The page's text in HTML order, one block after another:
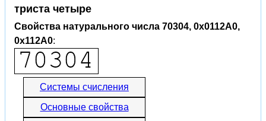
триста четыре
Свойства натурального числа 70304, 0x0112A0,
0x112A0:
Системы счисления
Основные свойства